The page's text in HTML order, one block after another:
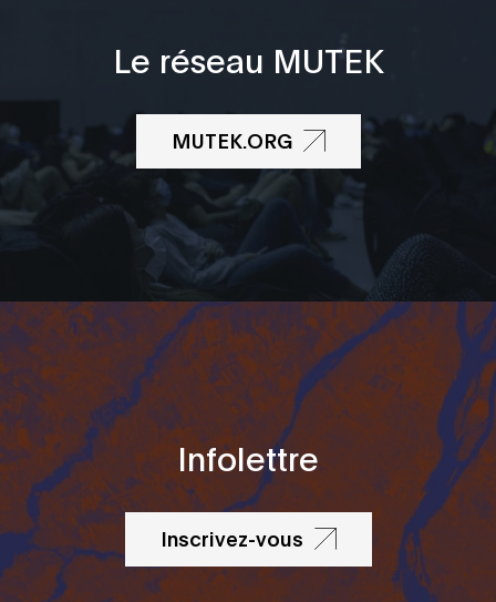
Le réseau MUTEK
MUTEK.ORG
Infolettre
Inscrivez-vous